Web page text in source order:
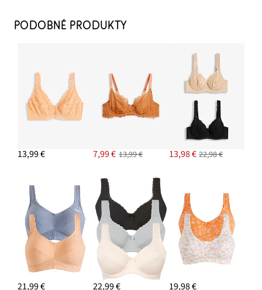
19,98 €
15,98 €
PRIDAŤ DO KOŠÍKA
PODOBNÉ PRODUKTY
13,99 € 7,99 € 13,99 € 13,98 € 22,98 €
21,99 € 22,99 € 19,98 €